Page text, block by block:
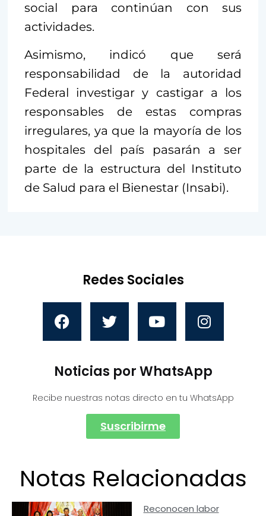
social para continúan con sus
actividades.
Asimismo, indicó que será
responsabilidad de la autoridad
Federal investigar y castigar a los
responsables de estas compras
irregulares, ya que la mayoría de los
hospitales del país pasarán a ser
parte de la estructura del Instituto
de Salud para el Bienestar (Insabi).
Redes Sociales
Noticias por WhatsApp
Recibe nuestras notas directo en tu WhatsApp
Suscribirme
Notas Relacionadas
Reconocen labor